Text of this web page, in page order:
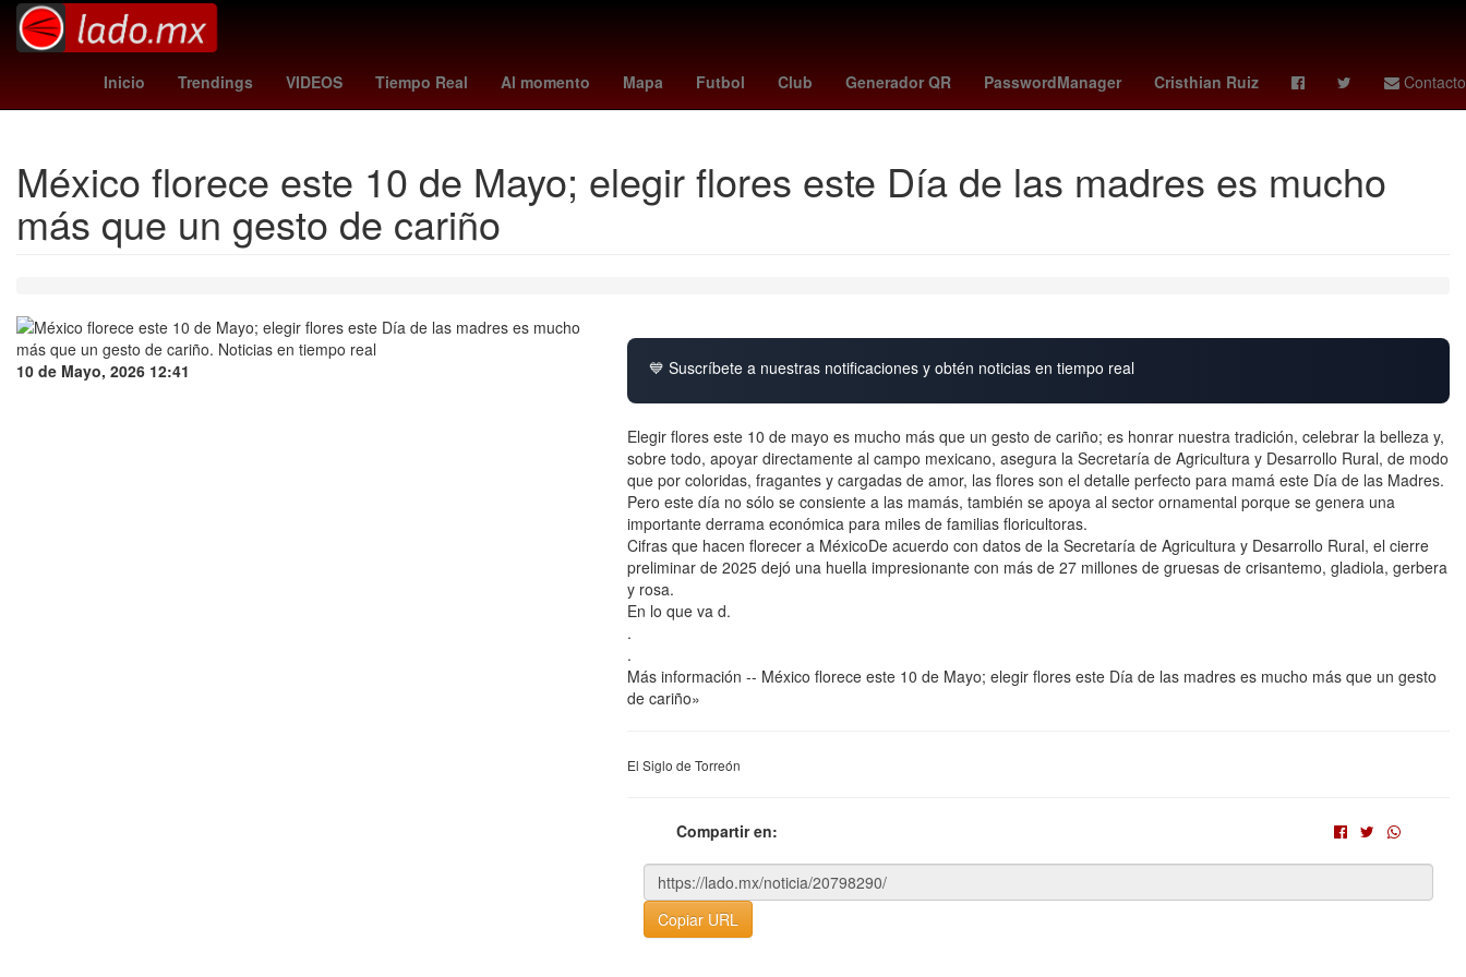
Inicio Trendings VIDEOS Tiempo Real Al momento Mapa Futbol Club Generador QR PasswordManager Cristhian Ruiz Contacto
Brasil Semana Santa Nueva York Rosario Aguascalientes San Luis Potosí Gobierno Argentina Dólar estadounidense Senador
México florece este 10 de Mayo; elegir flores este Día de las madres es mucho
más que un gesto de cariño
10 de Mayo, 2026 12:41 💙 Suscríbete a nuestras notificaciones y obtén noticias en tiempo real
Elegir flores este 10 de mayo es mucho más que un gesto de cariño; es honrar nuestra tradición, celebrar la belleza y,
sobre todo, apoyar directamente al campo mexicano, asegura la Secretaría de Agricultura y Desarrollo Rural, de modo
que por coloridas, fragantes y cargadas de amor, las flores son el detalle perfecto para mamá este Día de las Madres.
Pero este día no sólo se consiente a las mamás, también se apoya al sector ornamental porque se genera una
importante derrama económica para miles de familias floricultoras.
Cifras que hacen florecer a MéxicoDe acuerdo con datos de la Secretaría de Agricultura y Desarrollo Rural, el cierre
preliminar de 2025 dejó una huella impresionante con más de 27 millones de gruesas de crisantemo, gladiola, gerbera
y rosa.
En lo que va d.
.
.
Más información -- México florece este 10 de Mayo; elegir flores este Día de las madres es mucho más que un gesto
de cariño»
El Siglo de Torreón
Compartir en:
Copiar URL